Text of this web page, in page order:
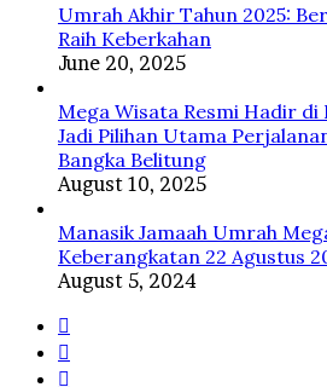
Umrah Akhir Tahun 2025:
Raih Keberkahan
June 20, 2025
Mega Wisata Resmi Hadir di
Jadi Pilihan Utama
Bangka Belitung
August 10, 2025
Manasik Jamaah Umrah
Keberangkatan 22 Agustus
August 5, 2024